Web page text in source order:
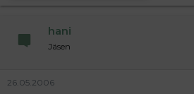
hani
Jäsen
26.05.2006